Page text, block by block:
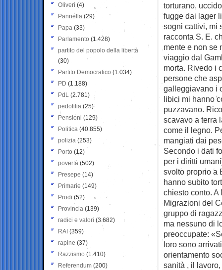
torturano,
fugge dai lager
sogni cattivi, mi
racconta S. E.
mente e non se
viaggio dal
morta. Rivedo i
persone che
galleggiavano i
libici mi hanno
puzzavano.
scavavo a terra
come il legno.
mangiati dai
Secondo i dati
per i diritti
svolto proprio a
hanno subito
chiesto conto.
Migrazioni del
gruppo di
ma nessuno di
preoccupate:
loro sono
orientamento
sanità , il
Oliveri (4)
Pannella (29)
Papa (33)
Parlamento (1.428)
partito del popolo della libertà
(30)
Partito Democratico (1.034)
PD (1.188)
PdL (2.781)
pedofilia (25)
Pensioni (129)
Politica (40.855)
polizia (253)
Porto (12)
povertà (502)
Presepe (14)
Primarie (149)
Prodi (52)
Provincia (139)
radici e valori (3.682)
RAI (359)
rapine (37)
Razzismo (1.410)
Referendum (200)